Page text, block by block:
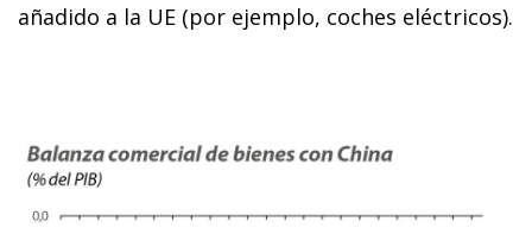
añadido a la UE (por ejemplo, co­­ches eléctricos).